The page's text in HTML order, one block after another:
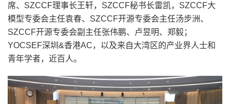
席、SZCCF理事长王轩，SZCCF秘书长雷凯，SZCCF大
模型专委会主任袁春、SZCCF开源专委会主任汤步洲、
SZCCF开源专委会副主任张伟鹏、卢昱明、郑毅；
YOCSEF深圳&香港AC，以及来自大湾区的产业界人士和
青年学者，近百人。